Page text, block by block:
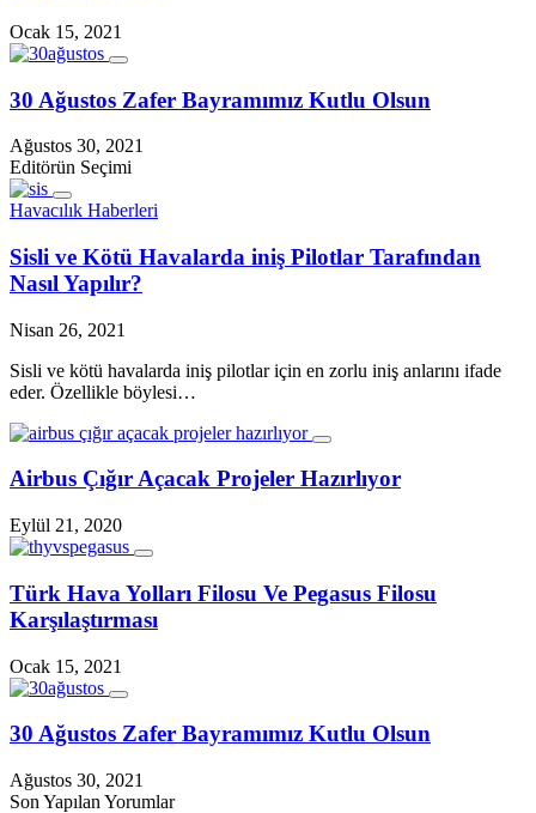
Ocak 15, 2021
30 Ağustos Zafer Bayramımız Kutlu Olsun
Ağustos 30, 2021
Editörün Seçimi
Havacılık Haberleri
Sisli ve Kötü Havalarda iniş Pilotlar Tarafından
Nasıl Yapılır?
Nisan 26, 2021
Sisli ve kötü havalarda iniş pilotlar için en zorlu iniş anlarını ifade
eder. Özellikle böylesi…
Airbus Çığır Açacak Projeler Hazırlıyor
Eylül 21, 2020
Türk Hava Yolları Filosu Ve Pegasus Filosu
Karşılaştırması
Ocak 15, 2021
30 Ağustos Zafer Bayramımız Kutlu Olsun
Ağustos 30, 2021
Son Yapılan Yorumlar